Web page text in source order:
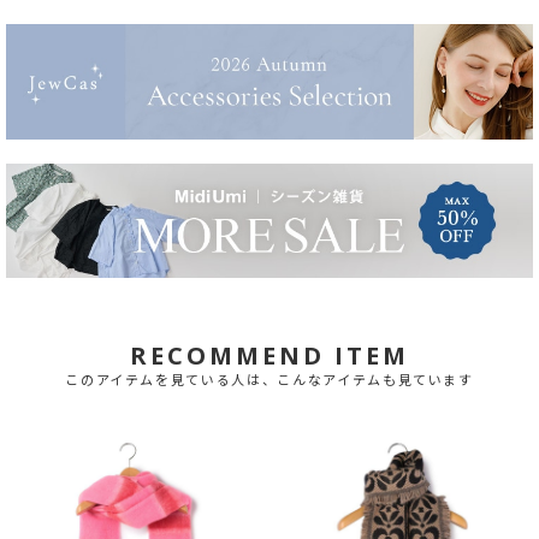
RECOMMEND ITEM
このアイテムを見ている人は、こんなアイテムも見ています